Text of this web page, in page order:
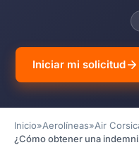
Iniciar mi solicitud
Inicio»Aerolíneas»Air
¿Cómo obtener una